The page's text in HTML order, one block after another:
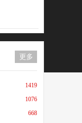
更多
1419
1076
668